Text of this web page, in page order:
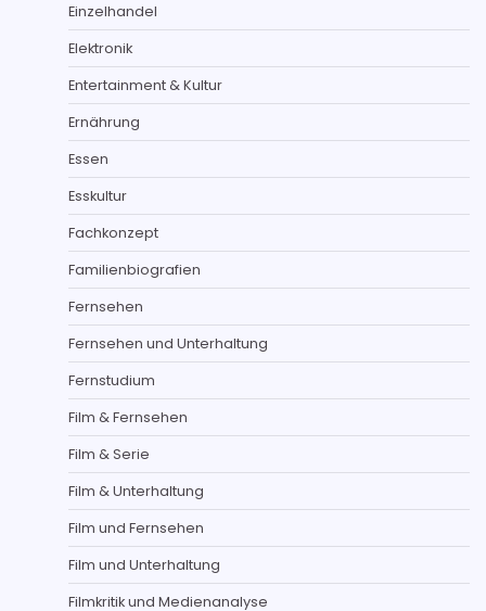
Einzelhandel
Elektronik
Entertainment & Kultur
Ernährung
Essen
Esskultur
Fachkonzept
Familienbiografien
Fernsehen
Fernsehen und Unterhaltung
Fernstudium
Film & Fernsehen
Film & Serie
Film & Unterhaltung
Film und Fernsehen
Film und Unterhaltung
Filmkritik und Medienanalyse